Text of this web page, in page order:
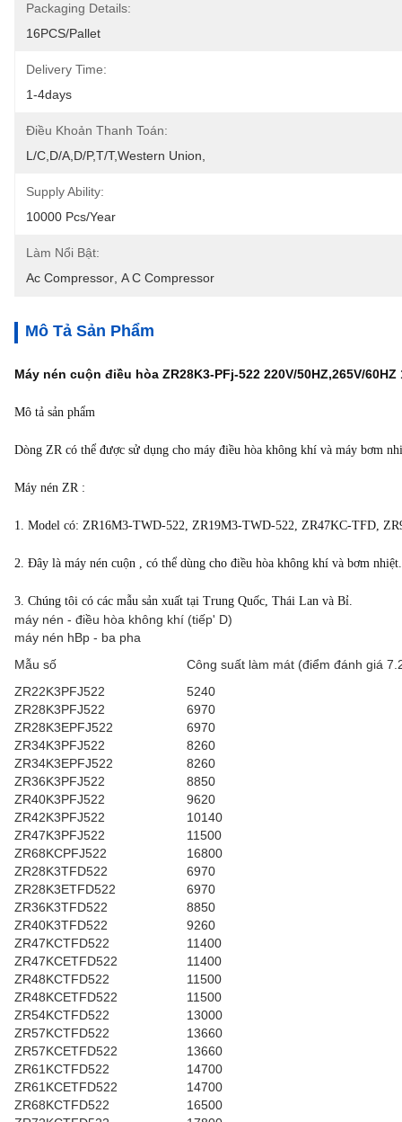
Packaging Details:
16PCS/pallet
Delivery Time:
1-4days
Điều Khoản Thanh Toán:
L/C,D/A,D/P,T/T,Western Union,
Supply Ability:
10000 Pcs/year
Làm Nổi Bật:
Ac Compressor A C Compressor
Mô Tả Sản Phẩm
Máy nén cuộn điều hòa ZR28K3-PFj-522 220V/50HZ,265V/60HZ
Mô tả sản phẩm
Dòng ZR có thể được sử dụng cho máy điều hòa không khí và máy bơm
Máy nén ZR :
1. Model có: ZR16M3-TWD-522, ZR19M3-TWD-522, ZR47KC-TFD,
2. Đây là máy nén cuộn , có thể dùng cho điều hòa không khí và bơm nhiệt.
3. Chúng tôi có các mẫu sản xuất tại Trung Quốc, Thái Lan và Bỉ.
máy nén - điều hòa không khí (tiếp' D)
máy nén hBp - ba pha
Mẫu số
Công suất làm mát (điểm đánh giá
ZR22K3PFJ522
5240
ZR28K3PFJ522
6970
ZR28K3EPFJ522
6970
ZR34K3PFJ522
8260
ZR34K3EPFJ522
8260
ZR36K3PFJ522
8850
ZR40K3PFJ522
9620
ZR42K3PFJ522
10140
ZR47K3PFJ522
11500
ZR68KCPFJ522
16800
ZR28K3TFD522
6970
ZR28K3ETFD522
6970
ZR36K3TFD522
8850
ZR40K3TFD522
9260
ZR47KCTFD522
11400
ZR47KCETFD522
11400
ZR48KCTFD522
11500
ZR48KCETFD522
11500
ZR54KCTFD522
13000
ZR57KCTFD522
13660
ZR57KCETFD522
13660
ZR61KCTFD522
14700
ZR61KCETFD522
14700
ZR68KCTFD522
16500